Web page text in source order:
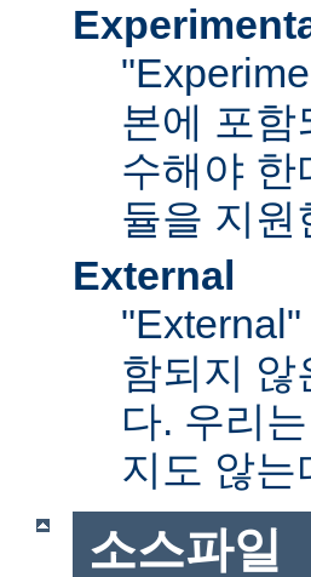
본에 포함
수해야 한
듈을 지원
External
함되지 않
다. 우리
지도 않는
소스파일